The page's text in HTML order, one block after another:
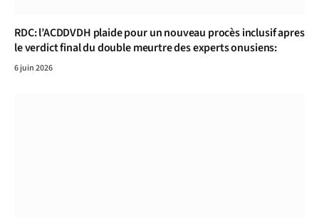
RDC: l’ACDDVDH plaide pour un nouveau procès inclusif apres
le verdict final du double meurtre des experts onusiens:
6 juin 2026